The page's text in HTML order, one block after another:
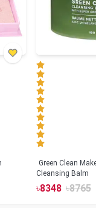
Green Clean
Cleansing Balm
৳8348 ৳8765